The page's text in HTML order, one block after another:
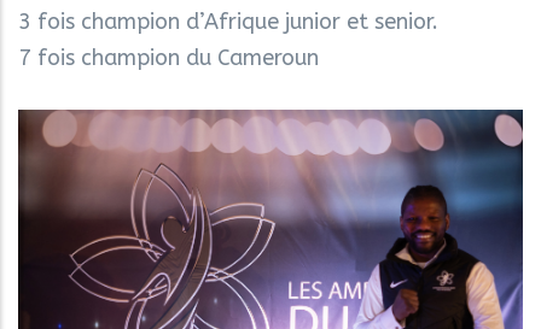
3 fois champion d’Afrique junior et senior.
7 fois champion du Cameroun